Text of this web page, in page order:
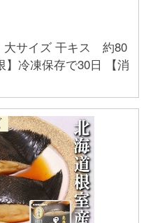
大サイズ 干キス 約80